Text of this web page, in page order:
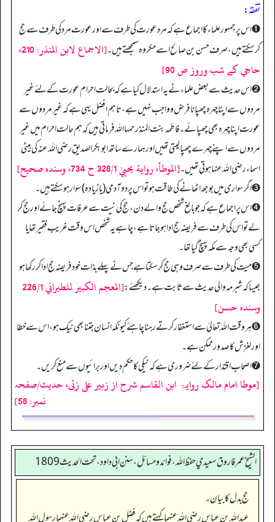
تفقہ:
➊ اس پر جمہور علماء کا اجماع ہے کہ مرد عورت کی طرف سے اور عورت مرد کی طرف سے حج
کر سکتے ہیں، صرف حسن بن صالح اسے مکروہ سمجھتے ہیں۔
[الاجماع لابن المنذر: 210،
حاجي كے شب وروز ص 90]
➋ اس حدیث سے بعض علماء نے یہ استدلال کیا ہے کہ بحالت احرام عورت کے لئے غیر
مردوں سے اپنا چہرہ چھپانا فرض و واجب نہیں ہے، تاہم افضل یہی ہے کہ غیر مردوں سے
عورت اپنا چہرہ بھی چھپائے۔ فاطمہ بنت المنذ رحمہا الله فرماتی ہیں کہ ہم حالت احرام میں غیر
مردوں سے اپنے چہرے چھپا لیتی تھیں اور ہمارے ساتھ ابوبکر الصدیق رضی اللہ عنہ کی بیٹی
اسماء رضی اللہ عنہا ہوتی تھیں۔[الموطأ، رواية يحييٰ 328/1 ح 734، وسنده صحيح]
➌ اگر سواری میں بوجھ اٹھانے کی طاقت ہو تو اس پر دو آدمی (یا زیاده) سوار ہو سکتے ہیں۔
➍ اس پر اجماع ہے کہ جو بالغ شخص حج والے دن، حج کی نیت سے عرفات پہنچ جائے اور حج کر
لے تو اس کی طرف سے فریضہ حج ادا ہو جاتا ہے، چاہے یہ شخص اس وقت غریب فقیر تھا یا
کسی بھی وجہ سے مکہ پہنچ گیا تھا۔
➎ میت کی طرف سے صرف وہی حج کر سکتا ہے جس نے پہلے بذات خود فریضہ حج ادا کر رکھا ہو
جیسا کہ شبرمہ والی حدیث سے ثابت ہے۔ دیکھئے:
[المعجم الكبير للطبراني 226/1
وسنده حسن]
➏ ہر وقت اللہ تعالیٰ سے استغفار کرتے رہنا چاہئے کیونکہ انسان جتنا بھی نیک ہو، اس سے خطا
اور لغزش کا صدور ممکن ہے۔
➐ اصحاب اقتدار کے لئے ضروری ہے کہ نیکی کا حکم دیں اور برائیوں سے منع کریں۔
[موطا امام مالک روایۃ ابن القاسم شرح از زبیر علی زئی، حدیث/صفحہ
نمبر: 58]
الشيخ عمر فاروق سعيدي حفظ الله، فوائد و مسائل، سنن ابي داود ، تحت الحديث 1809
حج بدل کا بیان۔
عبداللہ بن عباس رضی اللہ عنہما کہتے ہیں کہ فضل بن عباس رضی اللہ عنہما رسول اللہ